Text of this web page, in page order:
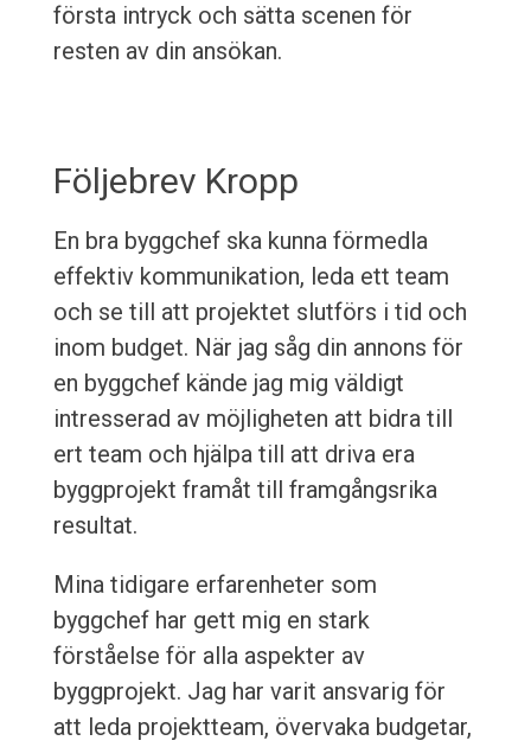
första intryck och sätta scenen för
resten av din ansökan.
Följebrev Kropp
En bra byggchef ska kunna förmedla
effektiv kommunikation, leda ett team
och se till att projektet slutförs i tid och
inom budget. När jag såg din annons för
en byggchef kände jag mig väldigt
intresserad av möjligheten att bidra till
ert team och hjälpa till att driva era
byggprojekt framåt till framgångsrika
resultat.
Mina tidigare erfarenheter som
byggchef har gett mig en stark
förståelse för alla aspekter av
byggprojekt. Jag har varit ansvarig för
att leda projektteam, övervaka budgetar,